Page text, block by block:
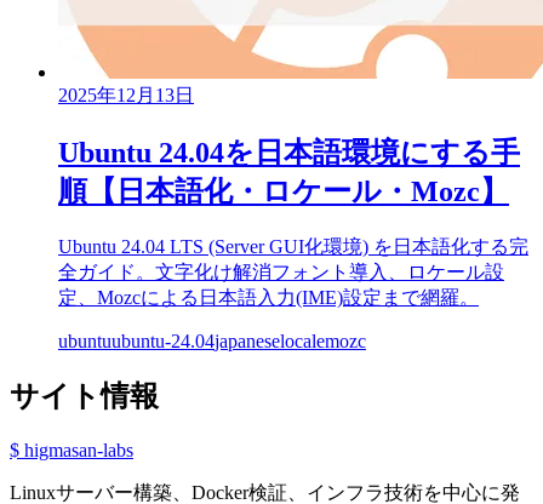
2025年12月13日
Ubuntu 24.04を日本語環境にする手
順【日本語化・ロケール・Mozc】
Ubuntu 24.04 LTS (Server GUI化環境) を日本語化する完
全ガイド。文字化け解消フォント導入、ロケール設
定、Mozcによる日本語入力(IME)設定まで網羅。
ubuntuubuntu-24.04japaneselocalemozc
サイト情報
$ higmasan-labs
Linuxサーバー構築、Docker検証、インフラ技術を中心に発